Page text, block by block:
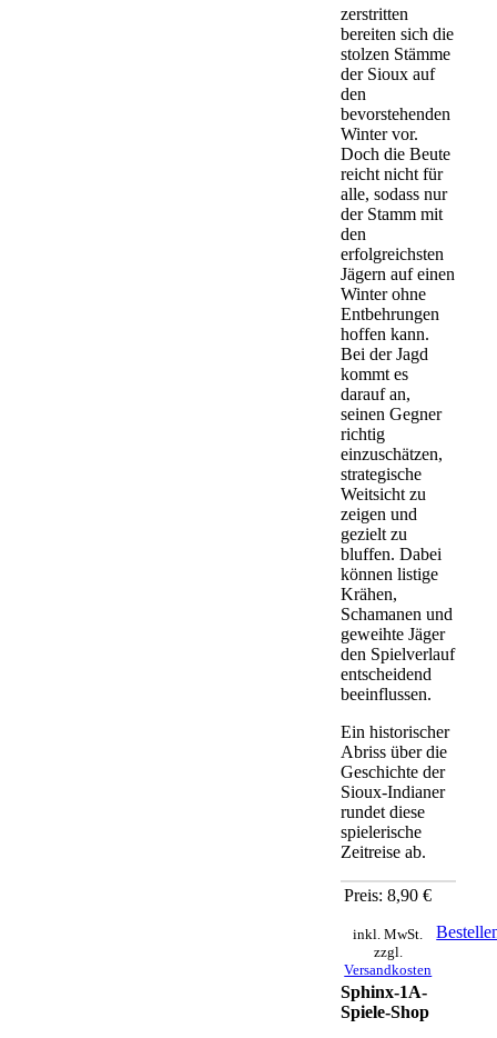
zerstritten
bereiten sich die
stolzen Stämme
der Sioux auf
den
bevorstehenden
Winter vor.
Doch die Beute
reicht nicht für
alle, sodass nur
der Stamm mit
den
erfolgreichsten
Jägern auf einen
Winter ohne
Entbehrungen
hoffen kann.
Bei der Jagd
kommt es
darauf an,
seinen Gegner
richtig
einzuschätzen,
strategische
Weitsicht zu
zeigen und
gezielt zu
bluffen. Dabei
können listige
Krähen,
Schamanen und
geweihte Jäger
den Spielverlauf
entscheidend
beeinflussen.
Ein historischer
Abriss über die
Geschichte der
Sioux-Indianer
rundet diese
spielerische
Zeitreise ab.
Preis: 8,90 €
inkl. MwSt.
zzgl.
Versandkosten
Sphinx-1A-
Spiele-Shop